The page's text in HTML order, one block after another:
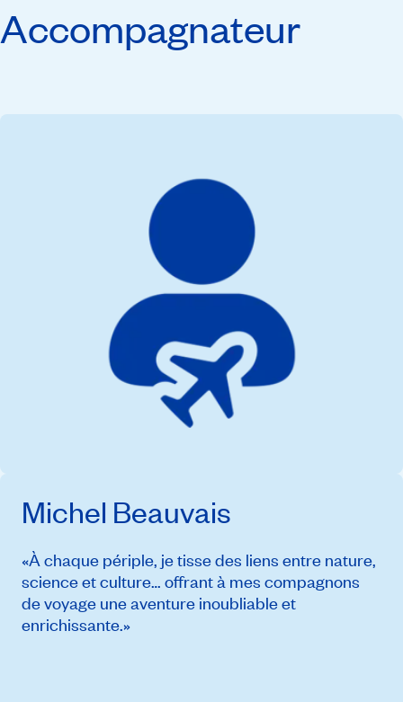
Accompagnateur
Michel Beauvais
«À chaque périple, je tisse des liens entre nature,
science et culture… offrant à mes compagnons
de voyage une aventure inoubliable et
enrichissante.»